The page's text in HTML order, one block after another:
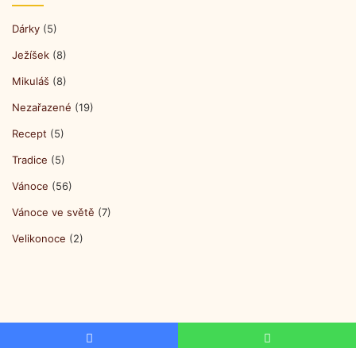
Dárky (5)
Ježíšek (8)
Mikuláš (8)
Nezařazené (19)
Recept (5)
Tradice (5)
Vánoce (56)
Vánoce ve světě (7)
Velikonoce (2)